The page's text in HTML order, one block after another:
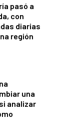
pasó a
con
diarias
región
una
analizar